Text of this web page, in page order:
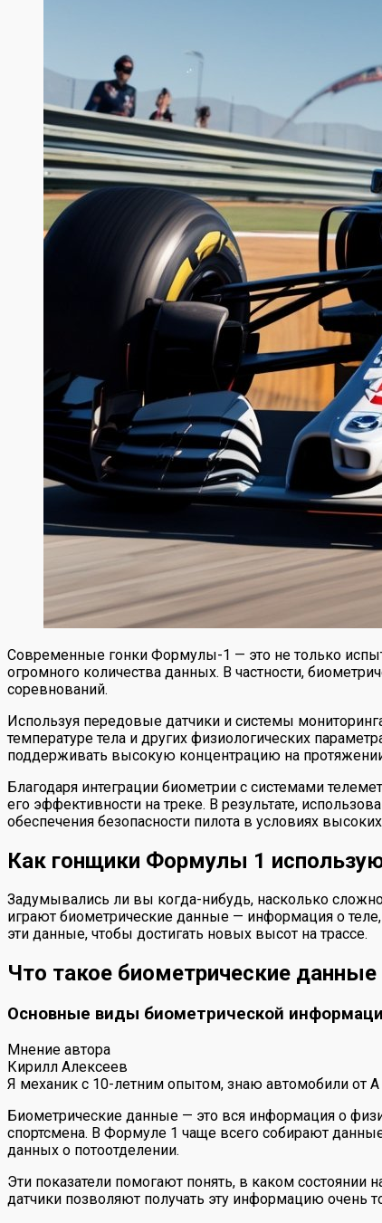
Современные гонки Формулы-1 — это не только
огромного количества данных. В частности,
соревнований.
Используя передовые датчики и системы
температуре тела и других физиологических
поддерживать высокую концентрацию на
Благодаря интеграции биометрии с системами
его эффективности на треке. В результате,
обеспечения безопасности пилота в условиях
Как гонщики Формулы 1
Задумывались ли вы когда-нибудь, насколько
играют биометрические данные — информация о
эти данные, чтобы достигать новых высот на трассе.
Что такое биометрические
Основные виды биометрической
Мнение автора
Кирилл Алексеев
Я механик с 10-летним опытом, знаю автомобили от
Биометрические данные — это вся информация о
спортсмена. В Формуле 1 чаще всего собирают
данных о потоотделении.
Эти показатели помогают понять, в каком
датчики позволяют получать эту информацию очень